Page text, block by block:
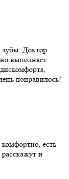
зубы. Доктор
выполняет
понравилось!
есть
и